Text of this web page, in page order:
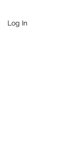
Log In